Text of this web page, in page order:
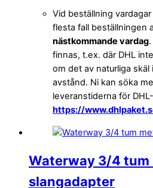
Vid beställning
flesta fall beställningen
nästkommande vardag
finnas, t.ex. där DHL
om det av naturliga
avstånd. Ni kan söka
leveranstiderna för
https://
Waterway 3/4 tum
slangadapter